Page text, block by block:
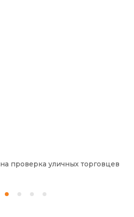
проверка уличных торговцев